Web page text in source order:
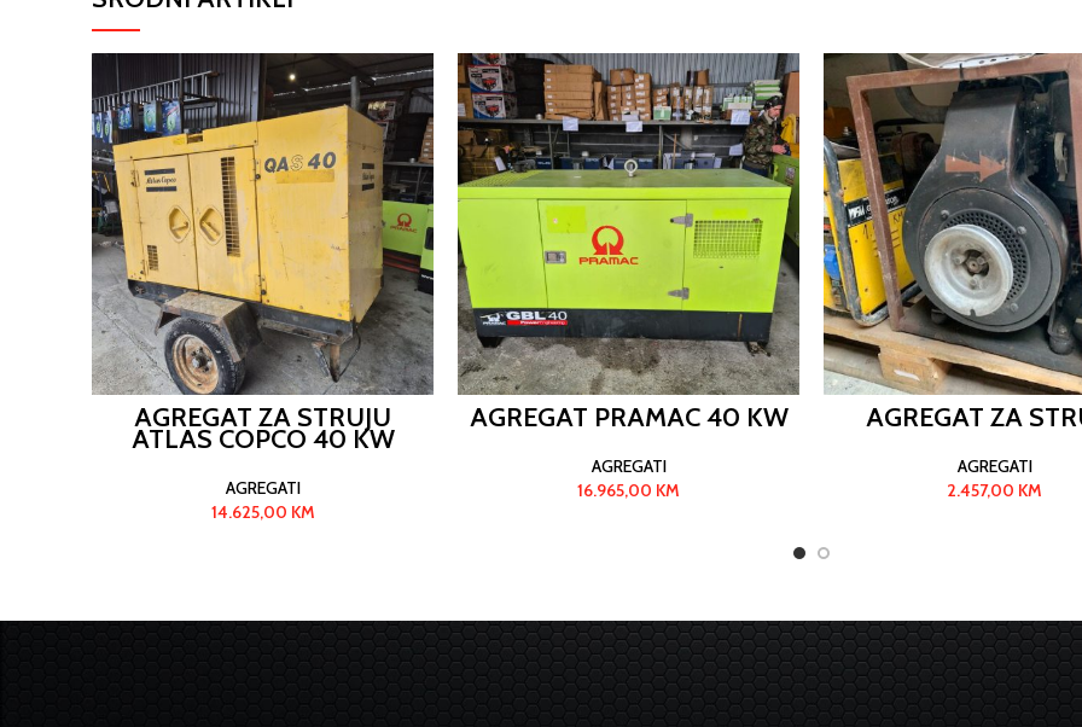
AGREGAT ZA STRUJU
ATLAS COPCO 40 KW
AGREGATI
14.625,00 KM
AGREGAT PRAMAC 40 KW
AGREGATI
16.965,00 KM
AGREGAT ZA
AGREGATI
2.457,00 KM